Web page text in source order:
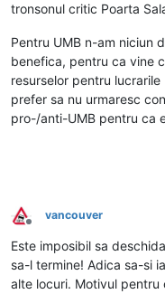
tronsonul critic Poarta
Pentru UMB n-am niciun
benefica, pentru ca vine
resurselor pentru
prefer sa nu urmaresc
pro-/anti-UMB pentru ca
Deconectat
vancouver
Este imposibil sa
sa-l termine! Adica sa-si
alte locuri. Motivul